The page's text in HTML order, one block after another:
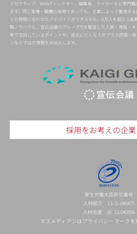
グゼクティブ、Webディレクター、編集者、ライターなど専門
ます。同じ業種・職種の採用であっても、企業によって重視す
との特徴に合わせたアドバイスができるのも、6万人を超える
職ノウハウと、宣伝会議のグループ力を駆使した人脈・情報・
考で注目しているポイントや、過去にどんな人がプラス評価・
ンならではの情報をお伝えします。
採用をお考えの企
厚生労働大臣許可番号
人材紹介 13-ユ-040475
人材派遣 派 13-040596
マスメディアンはプライバシーマークを